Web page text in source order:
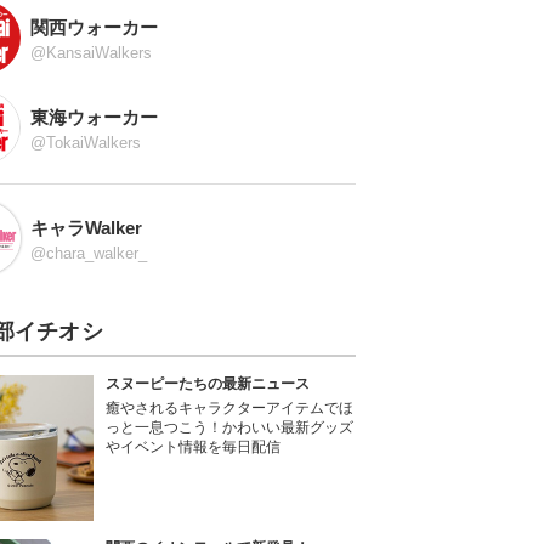
関西ウォーカー
@KansaiWalkers
東海ウォーカー
@TokaiWalkers
キャラWalker
@chara_walker_
イチオシ
スヌーピーたちの最新ニュース
癒やされるキャラクターアイテムでほ
っと一息つこう！かわいい最新グッズ
やイベント情報を毎日配信